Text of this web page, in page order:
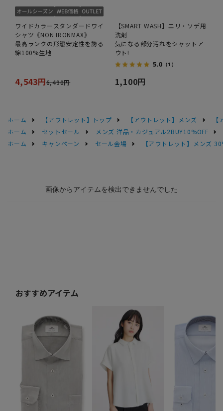
ワイドカラースタンダードワイ
シャツ《NON IRONMAX》
最高ランクの形態安定性を誇る
綿100%生地
4,543円6,490円
【SMART WASH】エリ・ソデ用
洗剤
気になる部分汚れをシャットア
ウト!
5.0 （1）
1,100円
ホーム 【アウトレット】トップ 【アウトレット】メンズ
ホーム
セットセール
メンズ 洋品・カジュアル2BUY10%OFF
ホーム
キャンペーン セール会場 【アウトレット】メンズ